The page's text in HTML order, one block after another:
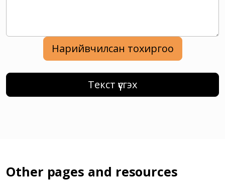
Нарийвчилсан тохиргоо
Текст үүсгэх
Other pages and resources